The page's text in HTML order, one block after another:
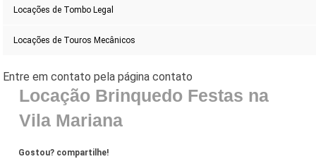
Locações de Tombo Legal
Locações de Touros Mecânicos
Locação Brinquedo Festas na
Vila Mariana
Gostou? compartilhe!